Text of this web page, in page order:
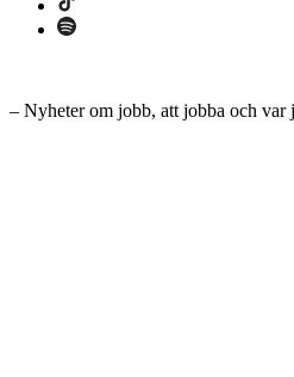
– Nyheter om jobb, att jobba och var